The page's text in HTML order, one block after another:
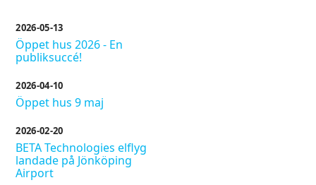
2026-05-13
Öppet hus 2026 - En
publiksuccé!
2026-04-10
Öppet hus 9 maj
2026-02-20
BETA Technologies elflyg
landade på Jönköping
Airport